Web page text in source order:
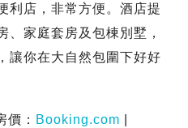
利店，非常方便。酒店提
、家庭套房及包棟別墅，
讓你在大自然包圍下好好
： Booking.com